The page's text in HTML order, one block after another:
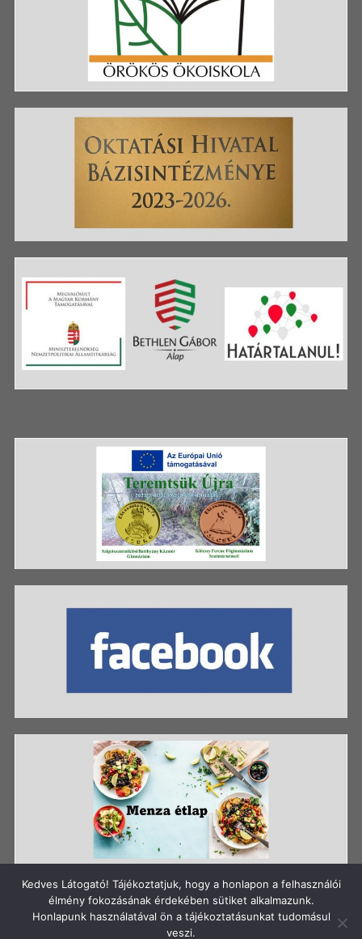
Szerzői jog: Szigetszentmiklósi Batthyány Kázmér
Kedves Látogató! Tájékoztatjuk, hogy a honlapon a felhasználói
élmény fokozásának érdekében sütiket alkalmazunk.
Honlapunk használatával ön a tájékoztatásunkat tudomásul
veszi.